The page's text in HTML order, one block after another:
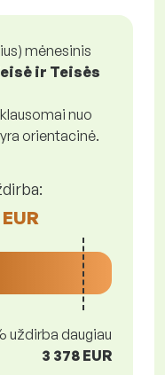
mėnesinis
ir Teisės
nuo
orientacinė.
uždirba daugiau
3 378 EUR